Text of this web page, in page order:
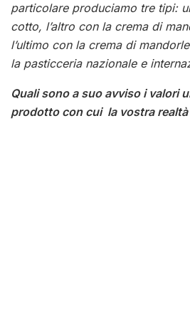
particolare produciamo tre tipi:
cotto, l’altro con la crema di
l’ultimo con la crema di
la pasticceria nazionale e
Quali sono a suo avviso i valori
prodotto con cui la vostra